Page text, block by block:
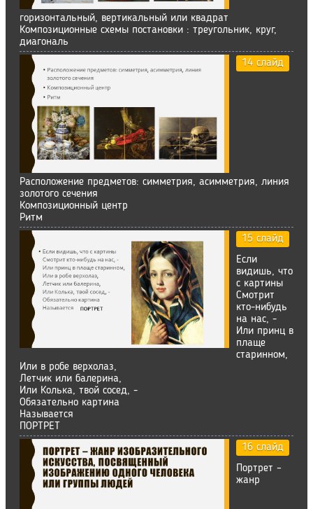
горизонтальный, вертикальный или квадрат
Композиционные схемы постановки : треугольник, круг,
диагональ
14 слайд
Расположение предметов: симметрия, асимметрия, линия
золотого сечения
Композиционный центр
Ритм
15 слайд
Если
видишь, что
с картины
Смотрит
кто-нибудь
на нас, -
Или принц в
плаще
старинном,
Или в робе верхолаз,
Летчик или балерина,
Или Колька, твой сосед, -
Обязательно картина
Называется
ПОРТРЕТ
16 слайд
Портрет –
жанр